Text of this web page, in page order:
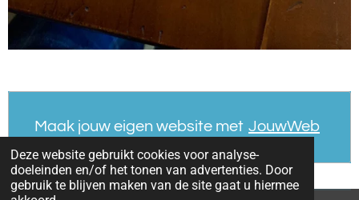
Deze website gebruikt cookies voor analyse-
doeleinden en/of het tonen van advertenties. Door
gebruik te blijven maken van de site gaat u hiermee
Maak jouw eigen website met JouwWeb